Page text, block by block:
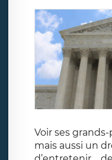
Voir ses
mais aussi un